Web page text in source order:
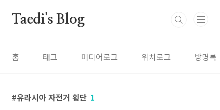
Taedi's Blog
홈 태그 미디어로그 위치로그 방명록
유라시아 자전거 횡단 1